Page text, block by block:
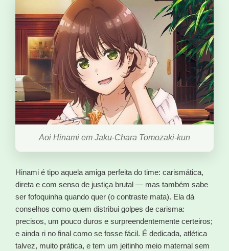
Aoi Hinami em Jaku-Chara Tomozaki-kun
Hinami é tipo aquela amiga perfeita do time: carismática,
direta e com senso de justiça brutal — mas também sabe
ser fofoquinha quando quer (o contraste mata). Ela dá
conselhos como quem distribui golpes de carisma:
precisos, um pouco duros e surpreendentemente certeiros;
e ainda ri no final como se fosse fácil. É dedicada, atlética
talvez, muito prática, e tem um jeitinho meio maternal sem